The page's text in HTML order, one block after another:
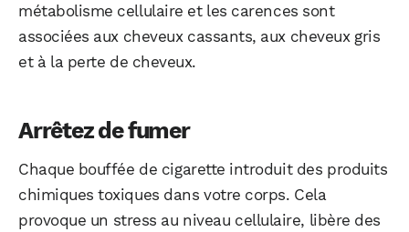
métabolisme cellulaire et les carences sont
associées aux cheveux cassants, aux cheveux gris
et à la perte de cheveux.
Arrêtez de fumer
Chaque bouffée de cigarette introduit des produits
chimiques toxiques dans votre corps. Cela
provoque un stress au niveau cellulaire, libère des